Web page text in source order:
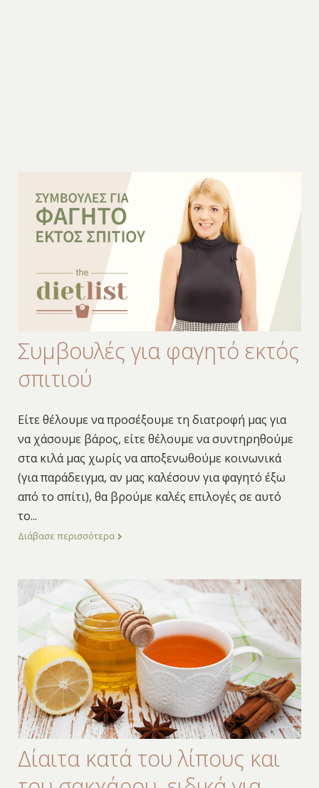
Συμβουλές για φαγητό εκτός
σπιτιού
Είτε θέλουμε να προσέξουμε τη διατροφή μας για
να χάσουμε βάρος, είτε θέλουμε να συντηρηθούμε
στα κιλά μας χωρίς να αποξενωθούμε κοινωνικά
(για παράδειγμα, αν μας καλέσουν για φαγητό έξω
από το σπίτι), θα βρούμε καλές επιλογές σε αυτό
το...
Διάβασε περισσότερα
Δίαιτα κατά του λίπους και